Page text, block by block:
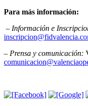
Para más información:
– Información e
– Prensa y comunicación: